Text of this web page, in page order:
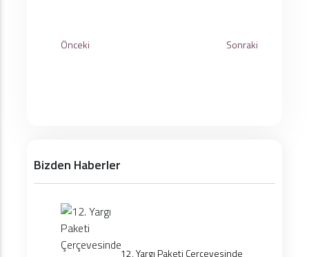
Önceki Sonraki
Bizden Haberler
12. Yargı Paketi Çerçevesinde